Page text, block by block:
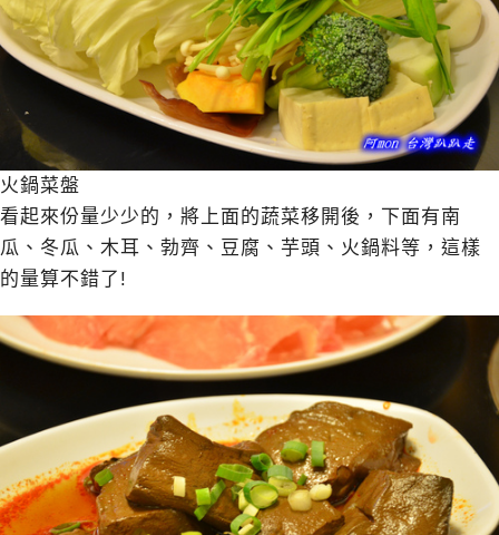
火鍋菜盤
看起來份量少少的，將上面的蔬菜移開後，下面有南
瓜、冬瓜、木耳、勃齊、豆腐、芋頭、火鍋料等，這樣
的量算不錯了!